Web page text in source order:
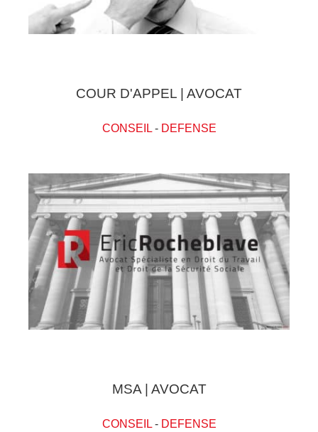
COUR D'APPEL | AVOCAT
CONSEIL- DEFENSE
MSA | AVOCAT
CONSEIL- DEFENSE